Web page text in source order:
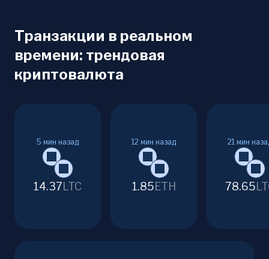
Транзакции в реальном
времени: трендовая
криптовалюта
5 мин назад
14.37LTC
12 мин назад
1.85ETH
21 мин
78.65